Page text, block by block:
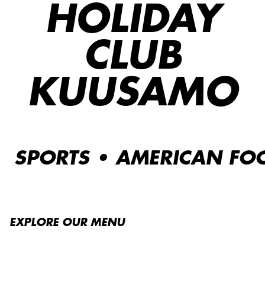
HOLIDAY
CLUB
KUUSAMO
SPORTS • AMERICAN
EXPLORE OUR MENU